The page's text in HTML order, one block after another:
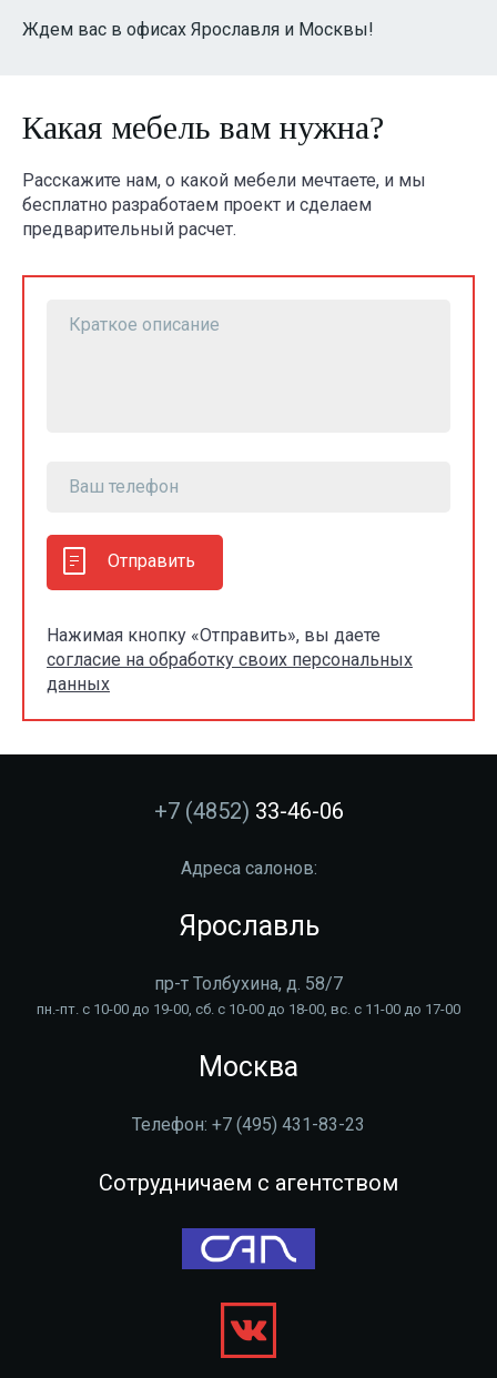
Ждем вас в офисах Ярославля и Москвы!
Отправить
Нажимая кнопку «Отправить», вы даете
согласие на обработку своих персональных
данных
Какая мебель вам нужна?
Расскажите нам, о какой мебели мечтаете, и мы
бесплатно разработаем проект и сделаем
предварительный расчет.
+7 (4852) 33-46-06
Адреса салонов:
Ярославль
пр-т Толбухина, д. 58/7
пн.-пт. с 10-00 до 19-00, сб. с 10-00 до 18-00, вс. с 11-00 до 17-00
Москва
Телефон: +7 (495) 431-83-23
Сотрудничаем с агентством